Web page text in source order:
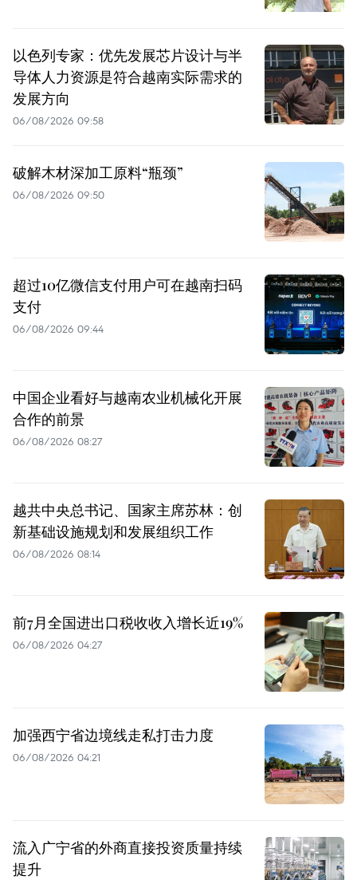
以色列专家：优先发展芯片设计与半
导体人力资源是符合越南实际需求的
发展方向
06/08/2026 09:58
破解木材深加工原料“瓶颈”
06/08/2026 09:50
超过10亿微信支付用户可在越南扫码
支付
06/08/2026 09:44
中国企业看好与越南农业机械化开展
合作的前景
06/08/2026 08:27
越共中央总书记、国家主席苏林：创
新基础设施规划和发展组织工作
06/08/2026 08:14
前7月全国进出口税收收入增长近19%
06/08/2026 04:27
加强西宁省边境线走私打击力度
06/08/2026 04:21
流入广宁省的外商直接投资质量持续
提升